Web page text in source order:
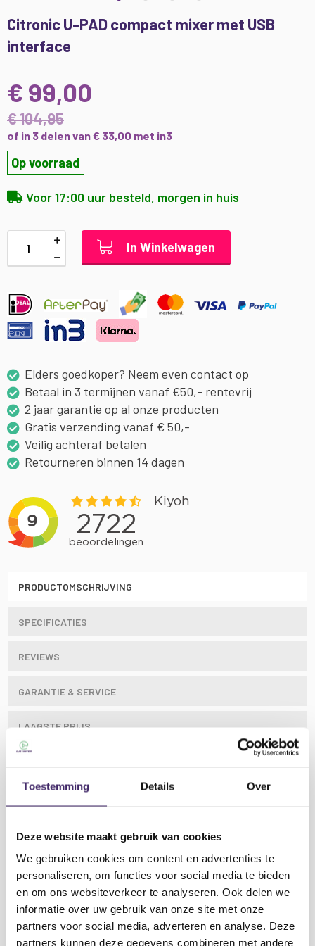
Toestemming Details Over
Deze website maakt gebruik van cookies
We gebruiken cookies om content en advertenties te
personaliseren, om functies voor social media te bieden
en om ons websiteverkeer te analyseren. Ook delen we
informatie over uw gebruik van onze site met onze
partners voor social media, adverteren en analyse. Deze
partners kunnen deze gegevens combineren met andere
Citronic U-PAD compact mixer met USB
interface
€ 99,00
€ 104,95
of in 3 delen van € 33,00 met in3
Op voorraad
Voor 17:00 uur besteld, morgen in huis
In Winkelwagen
Elders goedkoper? Neem even contact op
Betaal in 3 termijnen vanaf €50,- rentevrij
2 jaar garantie op al onze producten
Gratis verzending vanaf € 50,-
Veilig achteraf betalen
Retourneren binnen 14 dagen
naar
het
de
afbeeldingen-
gallerij
PRODUCTOMSCHRIJVING
SPECIFICATIES
REVIEWS
GARANTIE & SERVICE
LAAGSTE PRIJS
De Citronic U-PAD is een compacte audiomixer met 2
met individueel schakelbare mic /
instrumentimpedantie en + 48V fantoomvoeding
voor de XLR-connector. Hoog / laag EQ en Pan-
bedieningselementen zijn aanwezig op alle mono- en
stereo-ingangskanalen en een digitale ingang van
USB kan naar de hoofduitgang of telefoons worden
geleid voor monitoring. Analoge output wordt
geleverd via een paar gebalanceerde XLR-
Lees meer